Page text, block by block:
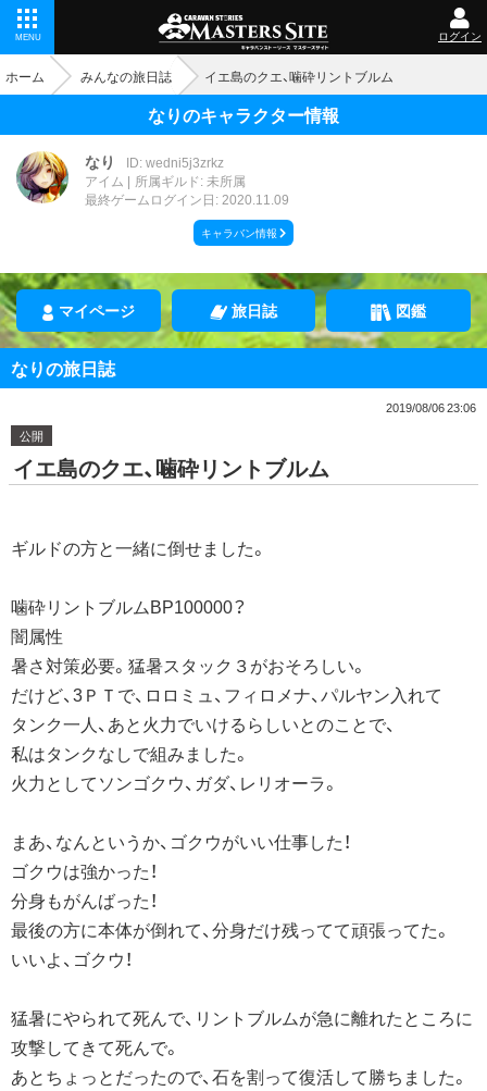
MENU ログイン
ホーム みんなの旅日誌 イエ島のクエ、噛砕リントブルム
なりのキャラクター情報
なり
ID: wedni5j3zrkz
アイム
所属ギルド: 未所属
最終ゲームログイン日: 2020.11.09
キャラバン情報
マイページ 旅日誌 図鑑
なりの旅日誌
2019/08/06 23:06
公開
イエ島のクエ、噛砕リントブルム
ギルドの方と一緒に倒せました。
噛砕リントブルムBP100000？
闇属性
暑さ対策必要。猛暑スタック３がおそろしい。
だけど、3ＰＴで、ロロミュ、フィロメナ、パルヤン入れて
タンク一人、あと火力でいけるらしいとのことで、
私はタンクなしで組みました。
火力としてソンゴクウ、ガダ、レリオーラ。
まあ、なんというか、ゴクウがいい仕事した！
ゴクウは強かった！
分身もがんばった！
最後の方に本体が倒れて、分身だけ残ってて頑張ってた。
いいよ、ゴクウ！
猛暑にやられて死んで、リントブルムが急に離れたところに
攻撃してきて死んで。
あとちょっとだったので、石を割って復活して勝ちました。